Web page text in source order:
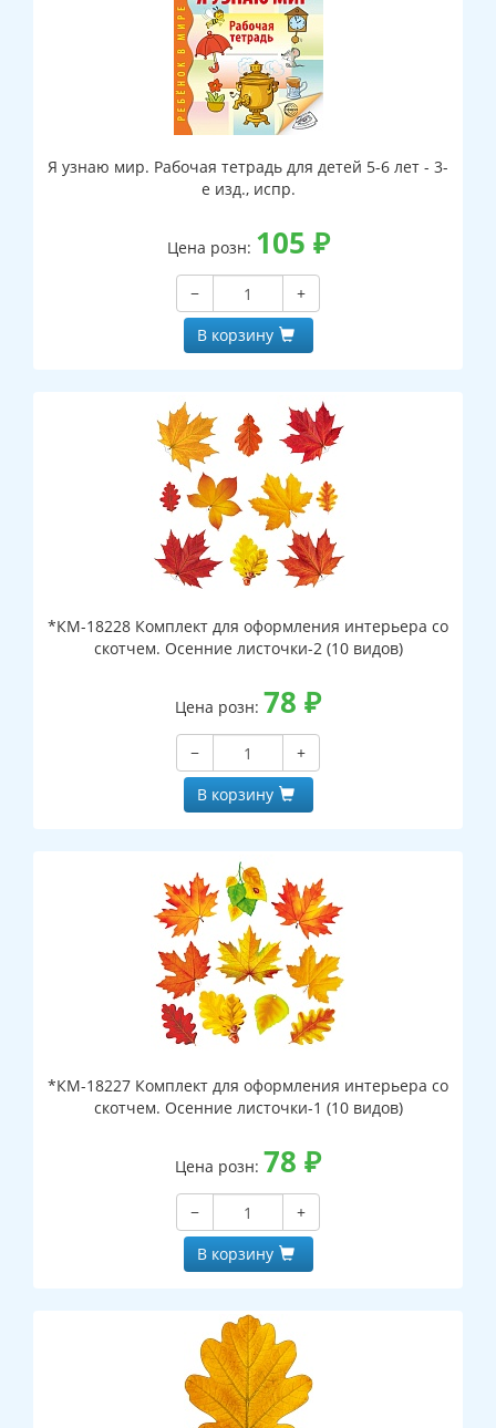
Я узнаю мир. Рабочая тетрадь для детей 5-6 лет - 3-
е изд., испр.
Цена розн: 105 ₽
−
+
В корзину
*КМ-18228 Комплект для оформления интерьера со
скотчем. Осенние листочки-2 (10 видов)
Цена розн: 78 ₽
−
+
В корзину
*КМ-18227 Комплект для оформления интерьера со
скотчем. Осенние листочки-1 (10 видов)
Цена розн: 78 ₽
−
+
В корзину